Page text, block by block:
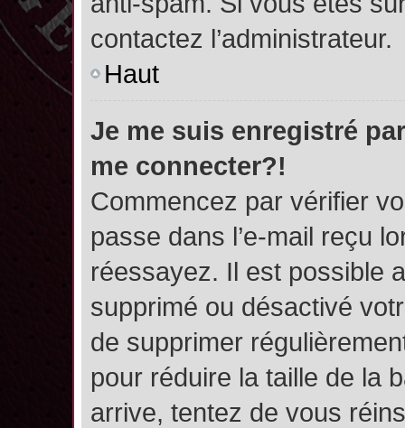
contactez l’administrateur.
Haut
Je me suis enregistré
me connecter?!
Commencez par vérifier
passe dans l’e-mail reçu
réessayez. Il est possible
supprimé ou désactivé
de supprimer
pour réduire la taille de la
arrive, tentez de vous